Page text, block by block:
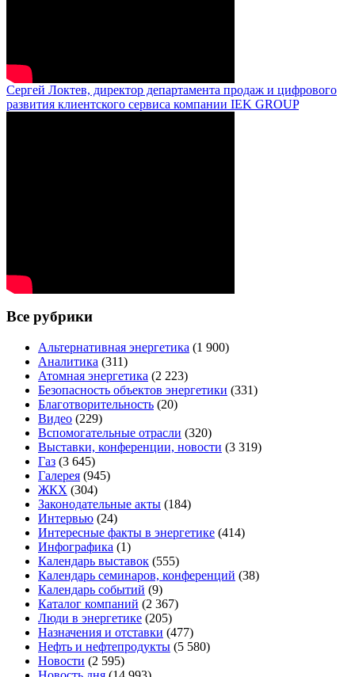
Сергей Локтев, директор департамента продаж и цифрового
развития клиентского сервиса компании IEK GROUP
Все рубрики
Альтернативная энергетика (1 900)
Аналитика (311)
Атомная энергетика (2 223)
Безопасность объектов энергетики (331)
Благотворительность (20)
Видео (229)
Вспомогательные отрасли (320)
Выставки, конференции, новости (3 319)
Газ (3 645)
Галерея (945)
ЖКХ (304)
Законодательные акты (184)
Интервью (24)
Интересные факты в энергетике (414)
Инфографика (1)
Календарь выставок (555)
Календарь семинаров, конференций (38)
Календарь событий (9)
Каталог компаний (2 367)
Люди в энергетике (205)
Назначения и отставки (477)
Нефть и нефтепродукты (5 580)
Новости (2 595)